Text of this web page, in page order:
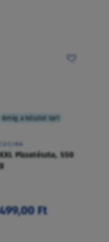
Amíg a készlet tart
CUCINA
Pizzatészta, 550
Ft